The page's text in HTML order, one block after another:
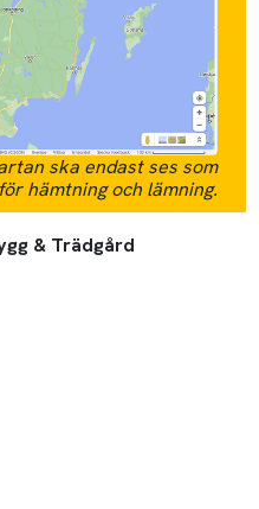
ska endast ses som
hämtning och lämning.
& Trädgård